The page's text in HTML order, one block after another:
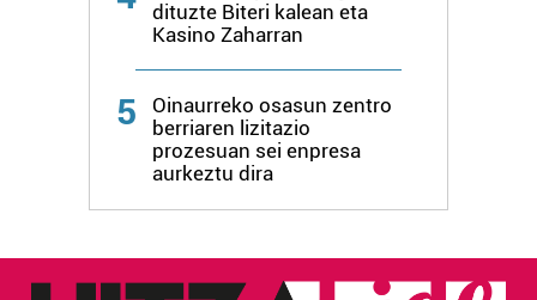
dituzte Biteri kalean eta
Kasino Zaharran
5
Oinaurreko osasun zentro
berriaren lizitazio
prozesuan sei enpresa
aurkeztu dira